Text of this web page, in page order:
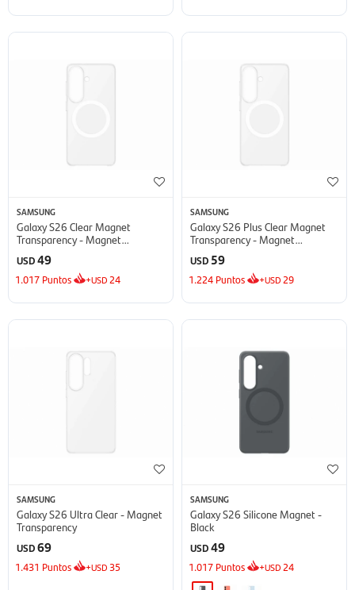
SAMSUNG
Galaxy S26 Clear Magnet
Transparency - Magnet
Transparency
USD49
1.017 Puntos +USD 24
SAMSUNG
Galaxy S26 Plus Clear Magnet
Transparency - Magnet
Transparency
USD 59
1.224 Puntos +USD 29
SAMSUNG
Galaxy S26 Ultra Clear - Magnet
Transparency
USD69
1.431 Puntos +USD 35
SAMSUNG
Galaxy S26 Silicone Magnet -
Black
USD49
1.017 Puntos +USD 24